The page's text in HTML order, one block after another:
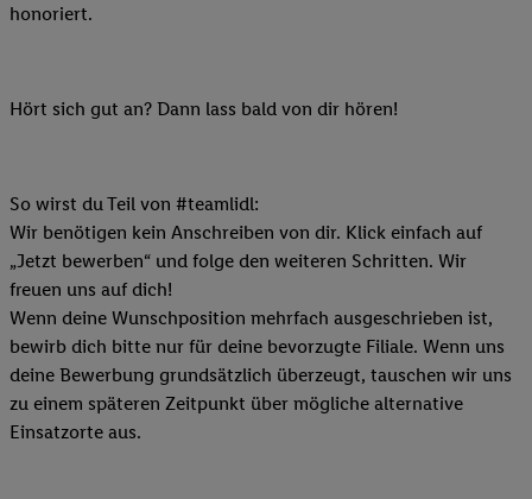
honoriert.
Hört sich gut an? Dann lass bald von dir hören!
So wirst du Teil von #teamlidl:
Wir benötigen kein Anschreiben von dir. Klick einfach auf
„Jetzt bewerben“ und folge den weiteren Schritten. Wir
freuen uns auf dich!
Wenn deine Wunschposition mehrfach ausgeschrieben ist,
bewirb dich bitte nur für deine bevorzugte Filiale. Wenn uns
deine Bewerbung grundsätzlich überzeugt, tauschen wir uns
zu einem späteren Zeitpunkt über mögliche alternative
Einsatzorte aus.